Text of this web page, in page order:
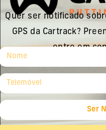
Quer ser notificado
GPS da Cartrack?
entre em
Ser